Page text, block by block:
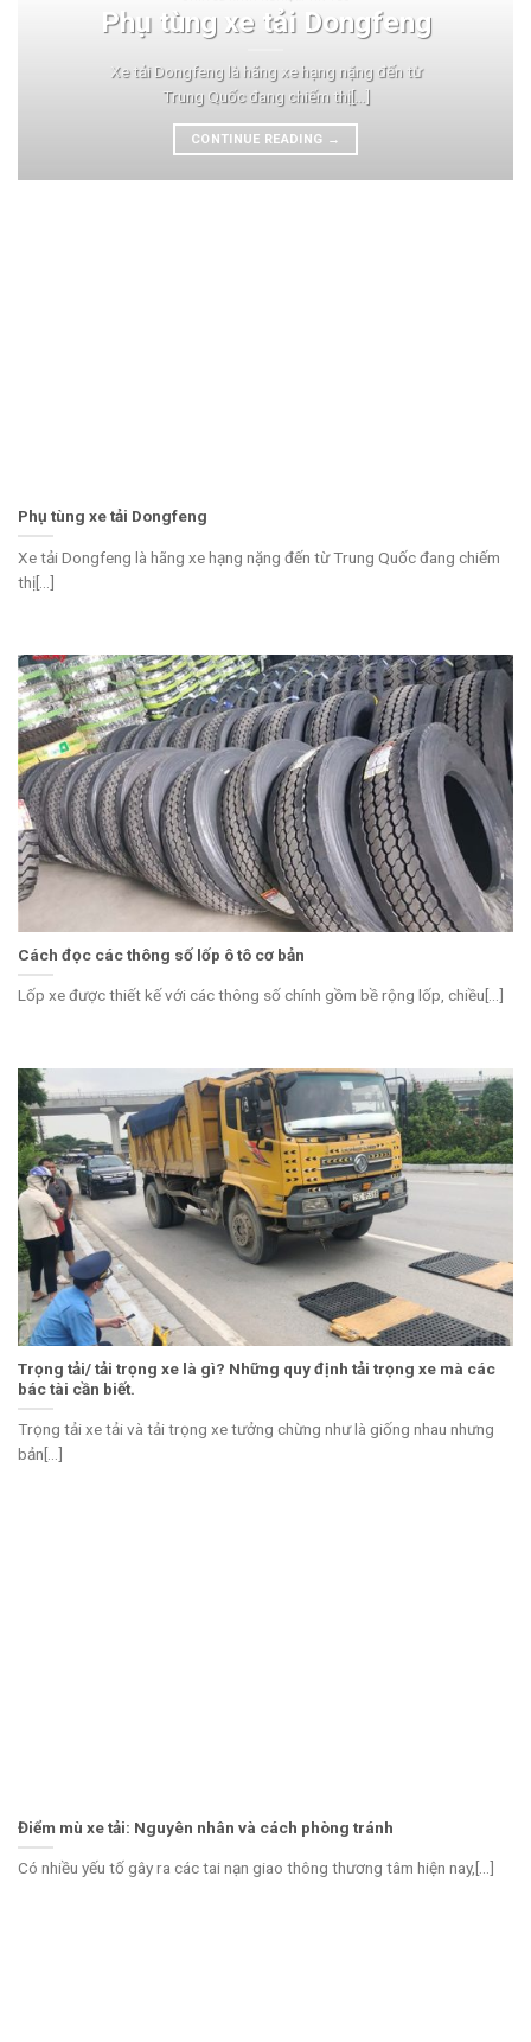
Phụ tùng xe tải Dongfeng
Xe tải Dongfeng là hãng xe hạng nặng đến từ
Trung Quốc đang chiếm thị[...]
CONTINUE READING →
Phụ tùng xe tải Dongfeng
Xe tải Dongfeng là hãng xe hạng nặng đến từ Trung Quốc đang chiếm
thị[...]
Cách đọc các thông số lốp ô tô cơ bản
Lốp xe được thiết kế với các thông số chính gồm bề rộng lốp, chiều[...]
Trọng tải/ tải trọng xe là gì? Những quy định tải trọng xe mà các
bác tài cần biết.
Trọng tải xe tải và tải trọng xe tưởng chừng như là giống nhau nhưng
bản[...]
Điểm mù xe tải: Nguyên nhân và cách phòng tránh
Có nhiều yếu tố gây ra các tai nạn giao thông thương tâm hiện nay,[...]